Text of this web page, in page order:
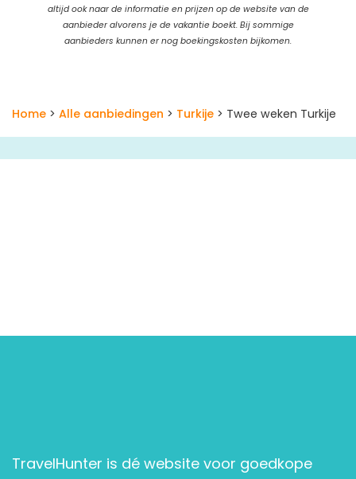
altijd ook naar de informatie en prijzen op de website van de
aanbieder alvorens je de vakantie boekt. Bij sommige
aanbieders kunnen er nog boekingskosten bijkomen.
Home > Alle aanbiedingen > Turkije > Twee weken Turkije
TravelHunter is dé website voor goedkope